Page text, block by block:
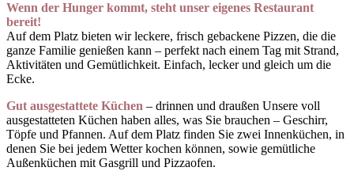
Wenn der Hunger kommt, steht unser eigenes Restaurant
bereit!
Auf dem Platz bieten wir leckere, frisch gebackene Pizzen, die die
ganze Familie genießen kann – perfekt nach einem Tag mit Strand,
Aktivitäten und Gemütlichkeit. Einfach, lecker und gleich um die
Ecke.
Gut ausgestattete Küchen – drinnen und draußen Unsere voll
ausgestatteten Küchen haben alles, was Sie brauchen – Geschirr,
Töpfe und Pfannen. Auf dem Platz finden Sie zwei Innenküchen, in
denen Sie bei jedem Wetter kochen können, sowie gemütliche
Außenküchen mit Gasgrill und Pizzaofen.